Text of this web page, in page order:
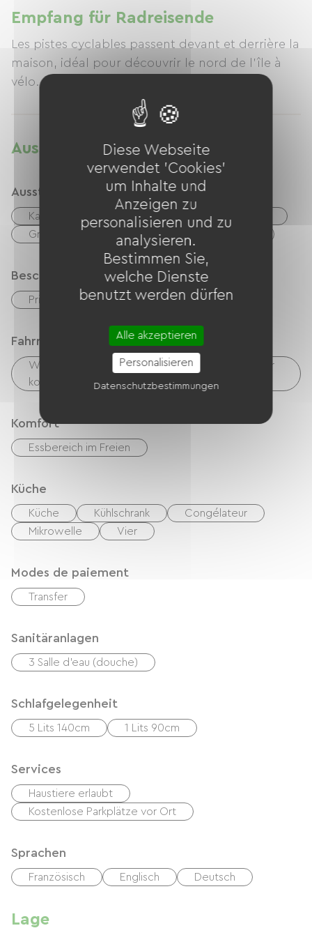
Feigenbäumen.
Empfang für Radreisende
Les pistes cyclables passent devant et derrière la
maison, idéal pour découvrir le nord de l'île à
vélo.
Ausstattung
Ausstattung
Kaffeemaschine Waschmaschine
Grillen
Kostenloses WLAN
Beschreibung
Privates, umzäuntes Gelände
Fahrradannahme
Wäschemöglichkeiten vorhanden (kostenlos oder
kostenpflichtig)
Komfort
Essbereich im Freien
Küche
Küche Kühlschrank
Congélateur
Mikrowelle
Vier
Modes de paiement
Transfer
Sanitäranlagen
3 Salle d'eau (douche)
Schlafgelegenheit
5 Lits 140cm 1 Lits 90cm
Services
Haustiere erlaubt
Kostenlose Parkplätze vor Ort
Sprachen
Französisch Englisch Deutsch
Lage
Diese Webseite
verwendet 'Cookies'
um Inhalte und
Anzeigen zu
personalisieren und zu
analysieren.
Bestimmen Sie,
welche Dienste
benutzt werden dürfen
Alle akzeptieren
Personalisieren
Datenschutzbestimmungen